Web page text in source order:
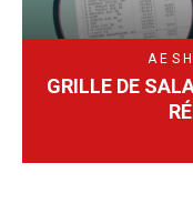
AESH
GRILLE DE